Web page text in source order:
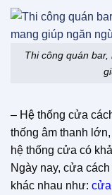
Thi công quán
– Hệ thống cửa
thống âm thanh
hệ thống cửa có
Ngày nay, cửa
khác nhau như: